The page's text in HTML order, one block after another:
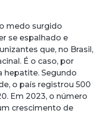
medo surgido
se espalhado e
que, no Brasil,
É o caso, por
hepatite. Segundo
o país registrou 500
Em 2023, o número
crescimento de